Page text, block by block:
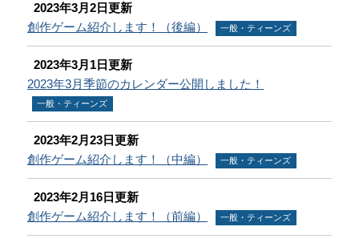
2023年3月2日更新
創作ゲーム紹介します！（後編）
一般・ティーンズ
2023年3月1日更新
2023年3月季節のカレンダー公開しました！
一般・ティーンズ
2023年2月23日更新
創作ゲーム紹介します！（中編）
一般・ティーンズ
2023年2月16日更新
創作ゲーム紹介します！（前編）
一般・ティーンズ